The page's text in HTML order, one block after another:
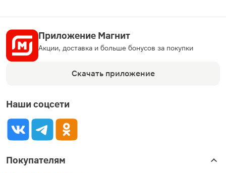
Приложение Магнит
Акции, доставка и больше бонусов за покупки
Скачать приложение
Наши соцсети
Покупателям